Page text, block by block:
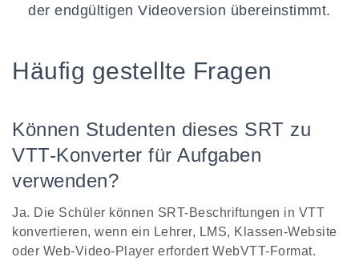
der endgültigen Videoversion übereinstimmt.
Häufig gestellte Fragen
Können Studenten dieses SRT zu
VTT-Konverter für Aufgaben
verwenden?
Ja. Die Schüler können SRT-Beschriftungen in VTT
konvertieren, wenn ein Lehrer, LMS, Klassen-Website
oder Web-Video-Player erfordert WebVTT-Format.